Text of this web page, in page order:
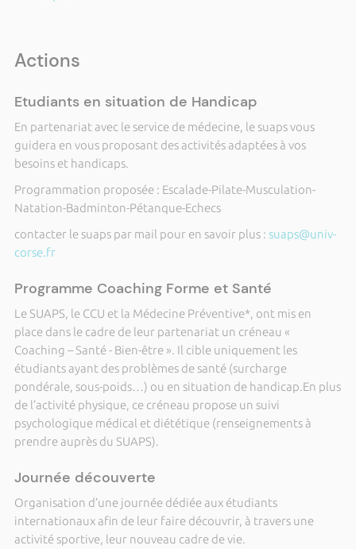
Actions
Etudiants en situation de Handicap
En partenariat avec le service de médecine, le suaps vous
guidera en vous proposant des activités adaptées à vos
besoins et handicaps.
Programmation proposée : Escalade-Pilate-Musculation-
Natation-Badminton-Pétanque-Echecs
contacter le suaps par mail pour en savoir plus : suaps@univ-
corse.fr
Programme Coaching Forme et Santé
Le SUAPS, le CCU et la Médecine Préventive*, ont mis en
place dans le cadre de leur partenariat un créneau «
Coaching – Santé - Bien-être ». Il cible uniquement les
étudiants ayant des problèmes de santé (surcharge
pondérale, sous-poids…) ou en situation de handicap.En plus
de l’activité physique, ce créneau propose un suivi
psychologique médical et diététique (renseignements à
prendre auprès du SUAPS).
Journée découverte
Organisation d’une journée dédiée aux étudiants
internationaux afin de leur faire découvrir, à travers une
activité sportive, leur nouveau cadre de vie.